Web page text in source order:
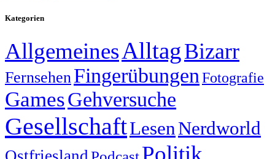
Kategorien
AllgemeinesAlltagBizarr
FernsehenFingerübungen Fotografie
GamesGehversuche
GesellschaftLesenNerdworld